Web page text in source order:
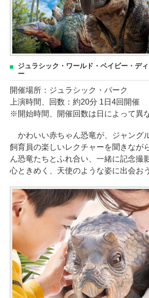
ジュラシック・ワールド・ベイビー・デ
ー
開催場所：ジュラシック・パーク
上演時間、回数：約20分 1日4回開催
※開始時間、開催回数は日によって異
かわいい赤ちゃん恐竜が、ジャング
飼育員の楽しいレクチャーを聞きなが
ん恐竜たちとふれ合い、一緒に記念撮
心ときめく、天使のような姿に出会おう